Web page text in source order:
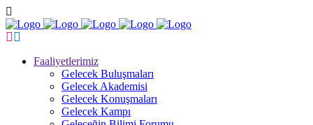
Faaliyetlerimiz
Gelecek Buluşmaları
Gelecek Akademisi
Gelecek Konuşmaları
Gelecek Kampı